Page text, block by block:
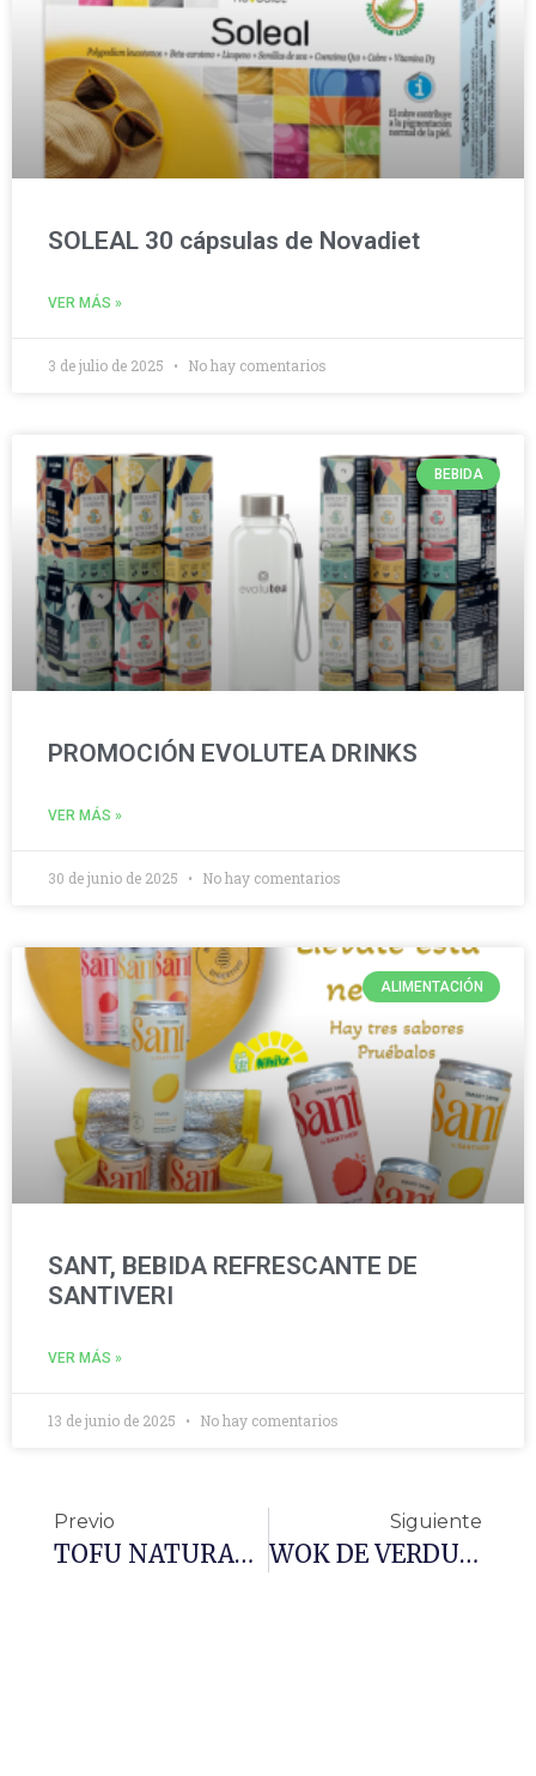
SOLEAL 30 cápsulas de Novadiet
VER MÁS »
3 de julio de 2025 No hay comentarios
BEBIDA
PROMOCIÓN EVOLUTEA DRINKS
VER MÁS »
30 de junio de 2025 No hay comentarios
ALIMENTACIÓN
SANT, BEBIDA REFRESCANTE DE
SANTIVERI
VER MÁS »
13 de junio de 2025 No hay comentarios
Previo
TOFU NATURAL STROGANOFF
Siguiente
WOK DE VERDURAS Y TOFU AHUMADO CON SALSA DE ALMENDRAS